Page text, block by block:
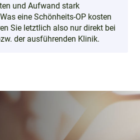
und Aufwand stark
eine Schönheits-OP kosten
Sie letztlich also nur direkt bei
der ausführenden Klinik.